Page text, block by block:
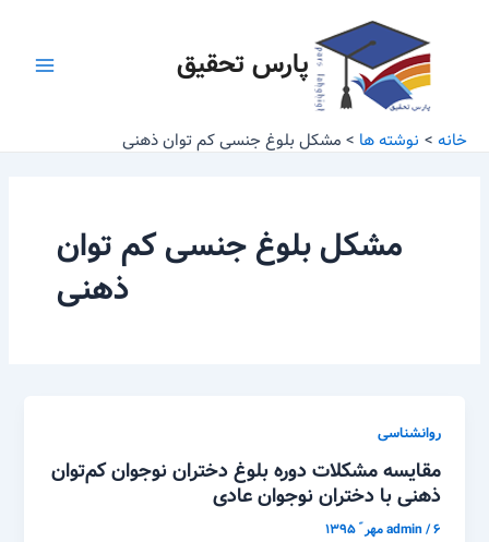
پارس تحقیق
خانه نوشته ها مشکل بلوغ جنسی کم توان ذهنی
مشکل بلوغ جنسی کم توان
ذهنی
روانشناسی
مقایسه مشکلات دوره بلوغ دختران نوجوان کم‌توان
ذهنی با دختران نوجوان عادی
admin/۶ مهر ّ ۱۳۹۵